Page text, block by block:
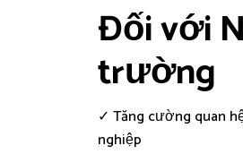
Đối với
trường
✓ Tăng cường quan
nghiệp